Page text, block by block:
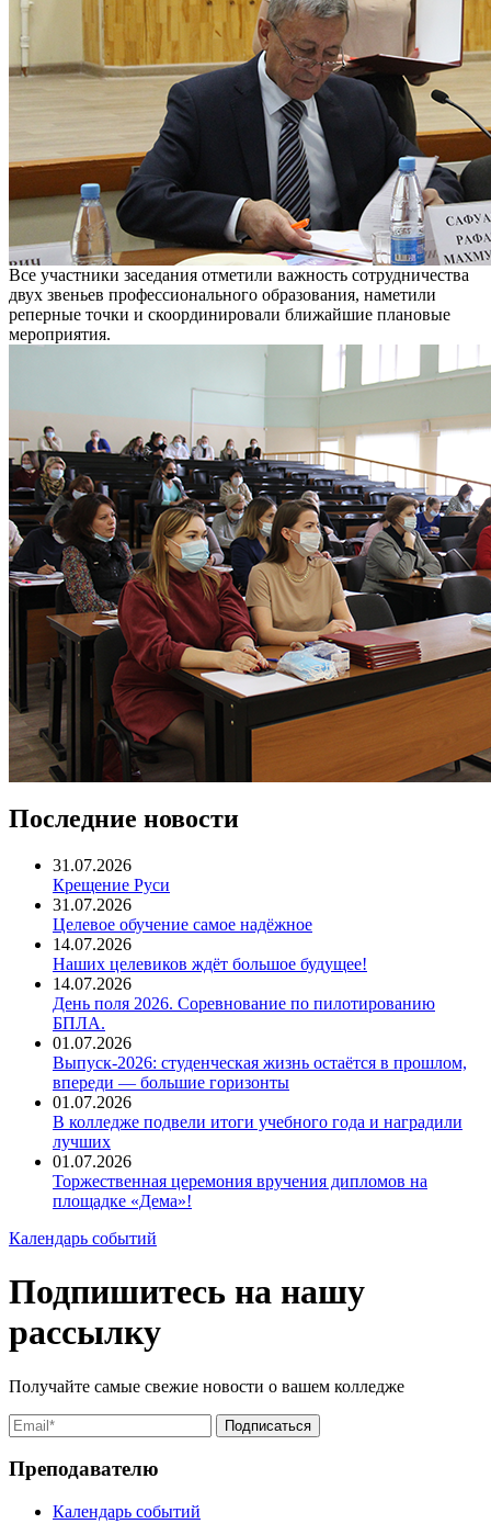
Все участники заседания отметили важность сотрудничества
двух звеньев профессионального образования, наметили
реперные точки и скоординировали ближайшие плановые
мероприятия.
Последние новости
31.07.2026
Крещение Руси
31.07.2026
Целевое обучение самое надёжное
14.07.2026
Наших целевиков ждёт большое будущее!
14.07.2026
День поля 2026. Соревнование по пилотированию
БПЛА.
01.07.2026
Выпуск-2026: студенческая жизнь остаётся в прошлом,
впереди — большие горизонты
01.07.2026
В колледже подвели итоги учебного года и наградили
лучших
01.07.2026
Торжественная церемония вручения дипломов на
площадке «Дема»!
Календарь событий
Подпишитесь на нашу
рассылку
Получайте самые свежие новости о вашем колледже
Преподавателю
Календарь событий